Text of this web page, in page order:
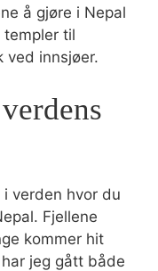
å gjøre i Nepal
templer til
ved innsjøer.
verden hvor du
Fjellene
kommer hit
jeg gått både